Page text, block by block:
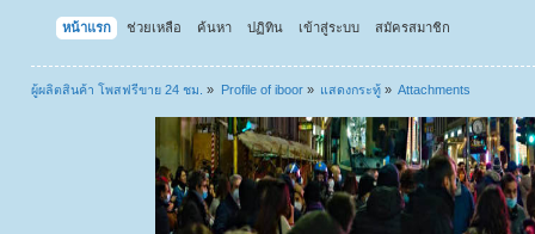
หน้าแรก ช่วยเหลือ ค้นหา ปฏิทิน เข้าสู่ระบบ สมัครสมาชิก
ผู้ผลิตสินค้า โพสฟรีขาย 24 ชม. » Profile of iboor» แสดงกระทู้» Attachments